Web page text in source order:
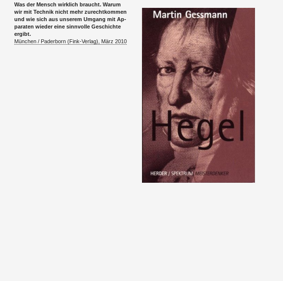
Was der Men­sch wirk­lich braucht. Warum
wir mit Tech­nik nicht mehr zurechtkom­men
und wie sich aus un­serem Um­gang mit Ap­
pa­raten wieder eine sin­nvolle Geschichte
ergibt.
München / Pader­born (Fink-Ver­lag), März 2010